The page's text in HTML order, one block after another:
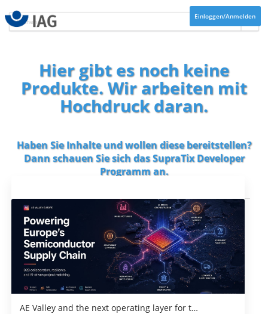
Einloggen/Anmelden
Hier gibt es noch keine
Produkte. Wir arbeiten mit
Hochdruck daran.
Haben Sie Inhalte und wollen diese bereitstellen?
Dann schauen Sie sich dasSupraTix Developer
Programman.
AE Valley and the next operating layer for t…